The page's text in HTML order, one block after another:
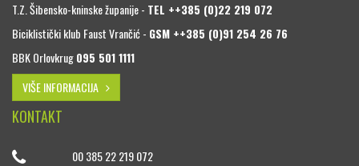
T.Z. Šibensko-kninske županije - TEL ++385 (0)22 219 072
Biciklistički klub Faust Vrančić - GSM ++385 (0)91 254 26 76
BBK Orlovkrug095 501 1111
VIŠE INFORMACIJA
KONTAKT
00 385 22 219 072